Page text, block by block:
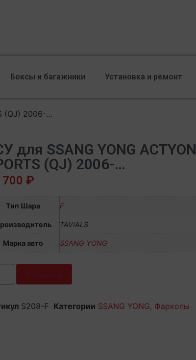
Боксы и багажники Установка и ремонт
(QJ) 2006-…
для SSANG YONG ACTYON
(QJ) 2006-…
700 ₽
Тип Шара F
TAVIALS
Марка авто SSANG YONG
S208-F Категории SSANG YONG, Фаркопы